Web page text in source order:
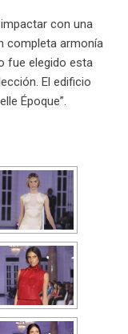
con una
completa armonía
fue elegido esta
El edificio
Époque”.